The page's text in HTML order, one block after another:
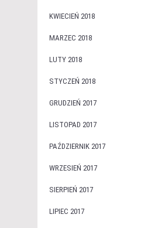
KWIECIEŃ 2018
MARZEC 2018
LUTY 2018
STYCZEŃ 2018
GRUDZIEŃ 2017
LISTOPAD 2017
PAŹDZIERNIK 2017
WRZESIEŃ 2017
SIERPIEŃ 2017
LIPIEC 2017